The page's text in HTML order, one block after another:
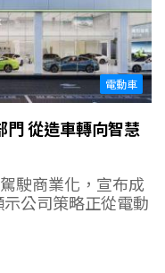
電動車
從造車轉向智慧
駛商業化，宣布成
公司策略正從電動